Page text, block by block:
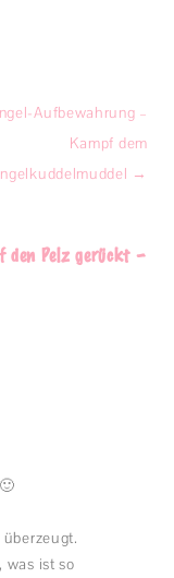
Aufbewahrung –
Kampf dem
→
den Pelz gerückt –
was ist so